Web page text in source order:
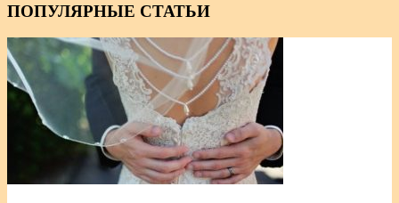
ПОПУЛЯРНЫЕ СТАТЬИ